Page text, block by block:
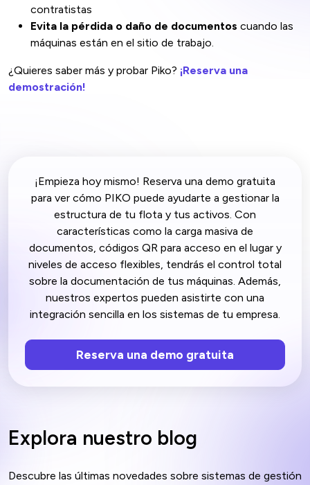
contratistas
Evita la pérdida o daño de documentos cuando las
máquinas están en el sitio de trabajo.
¿Quieres saber más y probar Piko? ¡Reserva una
demostración!
¡Empieza hoy mismo! Reserva una demo gratuita
para ver cómo PIKO puede ayudarte a gestionar la
estructura de tu flota y tus activos. Con
características como la carga masiva de
documentos, códigos QR para acceso en el lugar y
niveles de acceso flexibles, tendrás el control total
sobre la documentación de tus máquinas. Además,
nuestros expertos pueden asistirte con una
integración sencilla en los sistemas de tu empresa.
Reserva una demo gratuita
Explora nuestro blog
Descubre las últimas novedades sobre sistemas de gestión